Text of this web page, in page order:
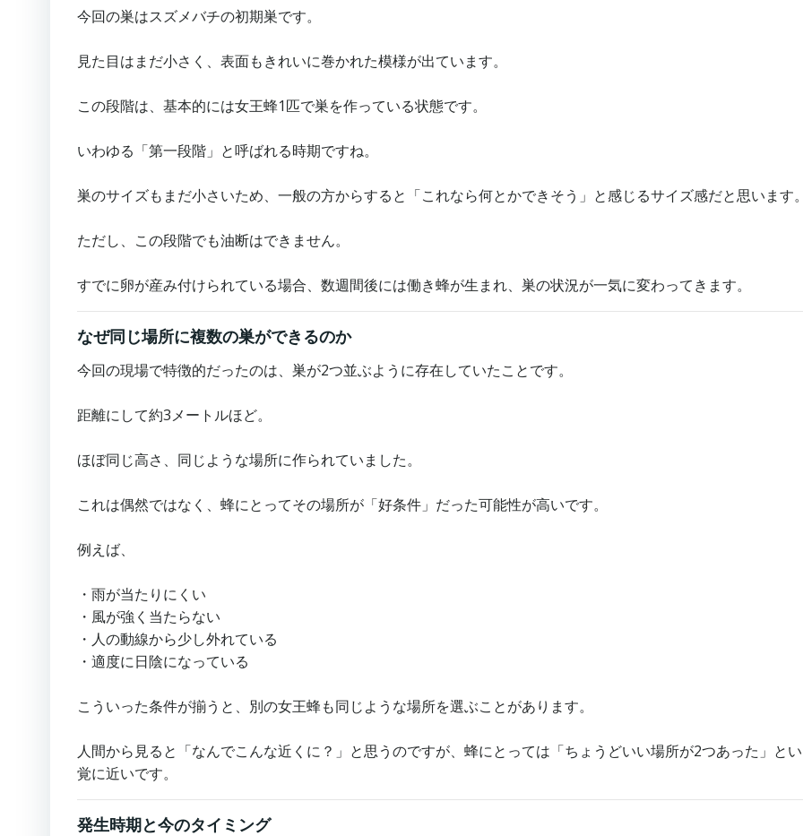
今回の巣はスズメバチの初期巣です。
見た目はまだ小さく、表面もきれいに巻かれた模様が出ています。
この段階は、基本的には女王蜂1匹で巣を作っている状態です。
いわゆる「第一段階」と呼ばれる時期ですね。
巣のサイズもまだ小さいため、一般の方からすると「これなら何とかできそう」と感じるサイズ感だと思います
ただし、この段階でも油断はできません。
すでに卵が産み付けられている場合、数週間後には働き蜂が生まれ、巣の状況が一気に変わってきます。
なぜ同じ場所に複数の巣ができるのか
今回の現場で特徴的だったのは、巣が2つ並ぶように存在していたことです。
距離にして約3メートルほど。
ほぼ同じ高さ、同じような場所に作られていました。
これは偶然ではなく、蜂にとってその場所が「好条件」だった可能性が高いです。
例えば、
・雨が当たりにくい
・風が強く当たらない
・人の動線から少し外れている
・適度に日陰になっている
こういった条件が揃うと、別の女王蜂も同じような場所を選ぶことがあります。
人間から見ると「なんでこんな近くに？」と思うのですが、蜂にとっては「ちょうどいい場所が2つあった」と
覚に近いです。
発生時期と今のタイミング